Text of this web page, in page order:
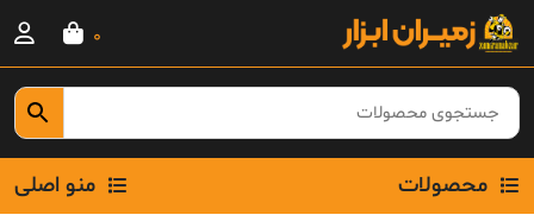
Skip
content
0
محصولات منو اصلی